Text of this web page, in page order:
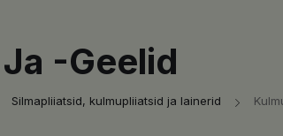
-geelid
Silmapliiatsid, kulmupliiatsid ja lainerid